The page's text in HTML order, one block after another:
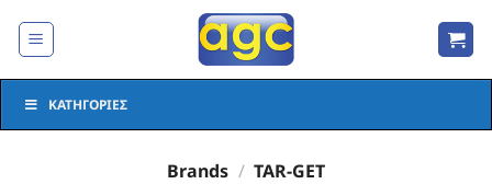
στο
ΚΑΤΗΓΟΡΊΕΣ
Brands / TAR-GET